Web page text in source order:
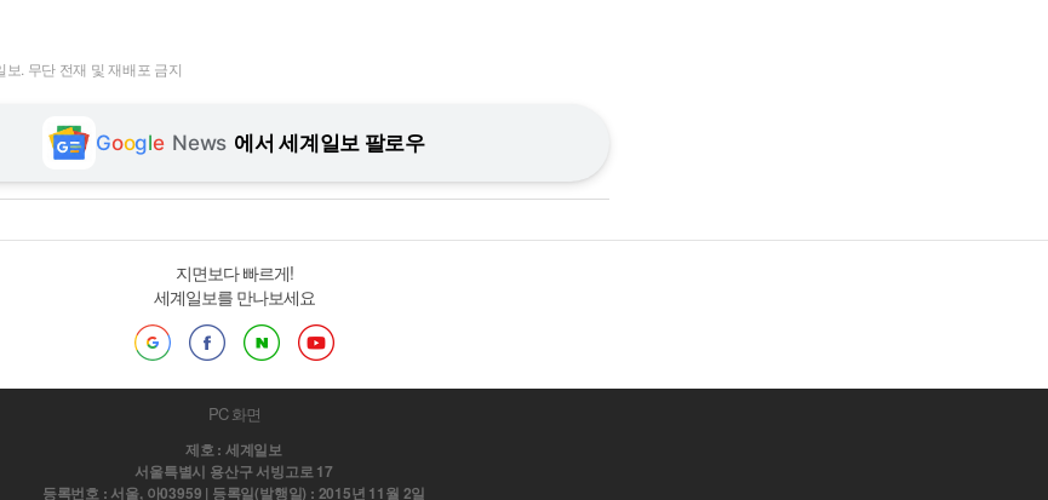
. 무단 전재 및 재배포 금지
Google News 에서 세계일보 팔로우
지면보다 빠르게!
세계일보를 만나보세요
PC 화면
제호 : 세계일보
서울특별시 용산구 서빙고로 17
등록번호 : 서울, 아03959 | 등록일(발행일) : 2015년 11월 2일